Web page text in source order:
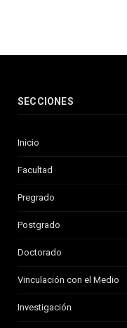
SECCIONES
Inicio
Facultad
Pregrado
Postgrado
Doctorado
Vinculación con el Medio
Investigación